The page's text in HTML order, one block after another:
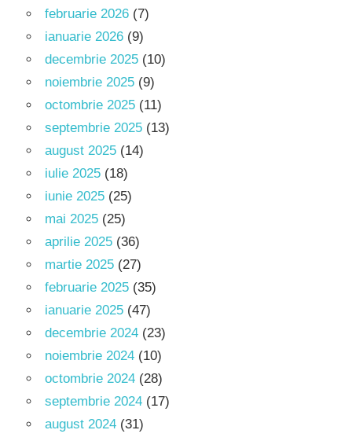
februarie 2026 (7)
ianuarie 2026 (9)
decembrie 2025 (10)
noiembrie 2025 (9)
octombrie 2025 (11)
septembrie 2025 (13)
august 2025 (14)
iulie 2025 (18)
iunie 2025 (25)
mai 2025 (25)
aprilie 2025 (36)
martie 2025 (27)
februarie 2025 (35)
ianuarie 2025 (47)
decembrie 2024 (23)
noiembrie 2024 (10)
octombrie 2024 (28)
septembrie 2024 (17)
august 2024 (31)